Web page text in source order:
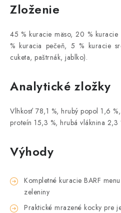
Zloženie
45 % kuracie mäso, 20 %
% kuracia pečeň, 5 % kuracie
cuketa, paštrnák, jablko).
Analytické zložky
Vlhkosť 78,1 %, hrubý popol 1,6
proteín 15,3 %, hrubá vláknina 2,3
Výhody
Kompletné kuracie BARF
zeleniny
Praktické mrazené kocky pre